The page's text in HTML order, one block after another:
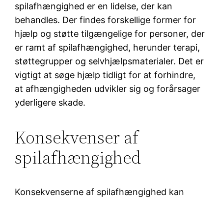
spilafhængighed er en lidelse, der kan
behandles. Der findes forskellige former for
hjælp og støtte tilgængelige for personer, der
er ramt af spilafhængighed, herunder terapi,
støttegrupper og selvhjælpsmaterialer. Det er
vigtigt at søge hjælp tidligt for at forhindre,
at afhængigheden udvikler sig og forårsager
yderligere skade.
Konsekvenser af
spilafhængighed
Konsekvenserne af spilafhængighed kan